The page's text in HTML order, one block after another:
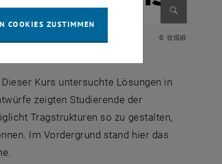
© 쟀煖緞
Kurs untersuchte Lösungen in
zeigten Studierende der
Tragstrukturen so zu gestalten,
Im Vordergrund stand hier das
COOKIES ZUSTIMMEN